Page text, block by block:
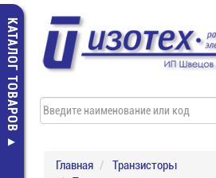
КАТАЛОГ ТОВАРОВ
Главная
Транзисторы